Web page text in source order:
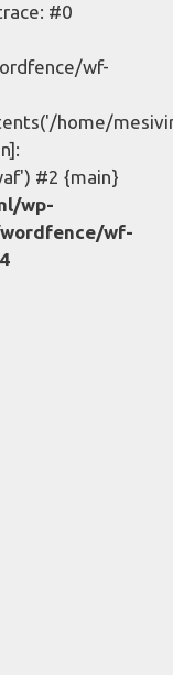
#0
wf-
home/
#2 {main}
wp-
wf-